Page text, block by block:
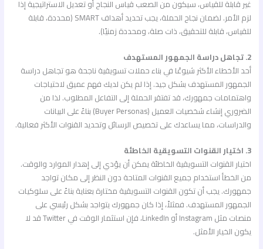
غير قابلة للقياس، سيكون من الصعب قياس النجاح أو تعديل الاستراتيجية إذا
لزم الأمر. لضمان نجاح الحملة، يجب تحديد أهداف SMART (محددة، قابلة
للقياس، قابلة للتحقيق، ذات صلة، ومحددة زمنيًا).
2. تجاهل دراسة الجمهور المستهدف
أحد الأخطاء الأكثر شيوعًا في بناء حملات تسويقية ناجحة هو تجاهل دراسة
الجمهور المستهدف بشكل جيد. إذا لم يكن لديك فهم عميق لاحتياجات
واهتمامات جمهورك، قد تفتقر الحملة إلى التفاعل المطلوب. لذا من
الضروري إنشاء شخصيات العميل (Buyer Personas) بناءً على البيانات
والدراسات، مما يساعدك على تخصيص الرسائل وتحديد القنوات الأكثر فعالية.
3. اختيار القنوات التسويقية الخاطئة
اختيار القنوات التسويقية الخاطئة يمكن أن يؤدي إلى إهدار الموارد والوقت.
من الخطأ استخدام جميع القنوات المتاحة دون النظر إلى مكان تواجد
جمهورك. يجب أن تكون القنوات التسويقية مختارة بعناية بناءً على سلوكيات
الجمهور المستهدف. فمثلاً، إذا كان جمهورك يتواجد بشكل رئيسي على
منصات مثل Instagram أو LinkedIn، فإن استثمار الوقت في Twitter قد لا
يكون الخيار الأمثل.